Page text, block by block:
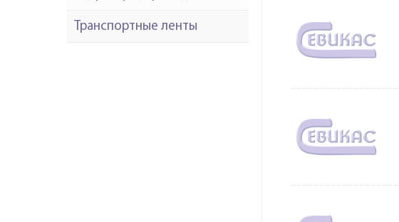
Транспортные ленты